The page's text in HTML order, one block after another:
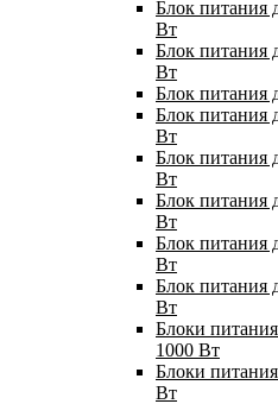
Блок питания
Вт
Блок питания
Вт
Блок питания
Блок питания
Вт
Блок питания
Вт
Блок питания
Вт
Блок питания
Вт
Блок питания
Вт
Блоки
1000 Вт
Блоки
Вт